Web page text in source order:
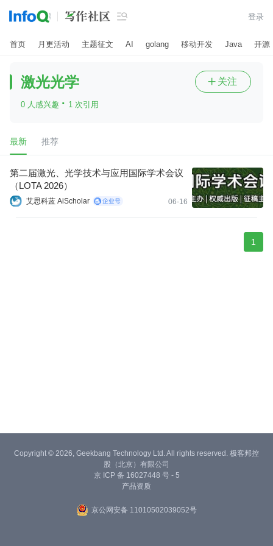
 登录
首页 月更活动 主题征文 AI golang 移动开发 Java 开源
激光光学
0 人感兴趣 · 1 次引用
 关注
最新 推荐
第二届激光、光学技术与应用国际学术会议
（LOTA 2026）
艾思科蓝 AiScholar 06-16
1
Copyright © 2026, Geekbang Technology Ltd. All rights reserved. 极客邦控
股（北京）有限公司
京 ICP 备 16027448 号 - 5
产品资质
京公网安备 11010502039052号